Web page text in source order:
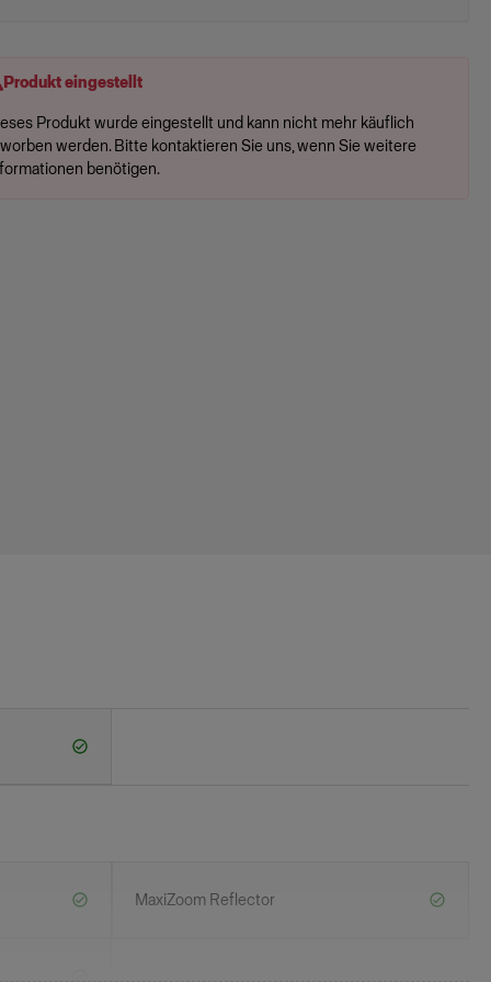
Produkt eingestellt
Produkt wurde eingestellt und kann nicht mehr käuflich
werden. Bitte kontaktieren Sie uns, wenn Sie weitere
benötigen.
MaxiZoom Reflector